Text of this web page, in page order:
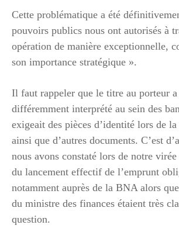
Cette problématique a été
pouvoirs publics nous ont autorisés à
opération de manière exceptionnelle,
son importance stratégique ».
Il faut rappeler que le titre au porteur a
différemment interprété au sein des
exigeait des pièces d’identité lors de
ainsi que d’autres documents. C’est
nous avons constaté lors de notre
du lancement effectif de l’emprunt
notamment auprès de la BNA alors
du ministre des finances étaient très
question.